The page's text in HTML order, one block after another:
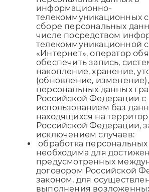
информационно-
телекоммуникационных
сборе персональных
числе посредством
телекоммуникационной
«Интернет», оператор
обеспечить запись,
накопление, хранение,
(обновление,
персональных данных
Российской Федерации с
использованием баз
находящихся на
Российской Федерации,
исключением случаев:
обработка
необходима для
предусмотренных
договором Российской
законом, для
выполнения